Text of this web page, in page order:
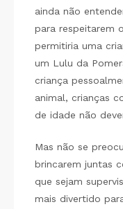
ainda não
para respeitarem
permitiria uma
um Lulu da
criança
animal, crianças
de idade não
Mas não se
brincarem juntas
que sejam
mais divertido